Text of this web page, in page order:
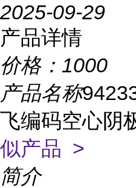
2025-09-29
产品详情
价格： 1000
产品名称
飞编码空心阴
似产品 >
简介